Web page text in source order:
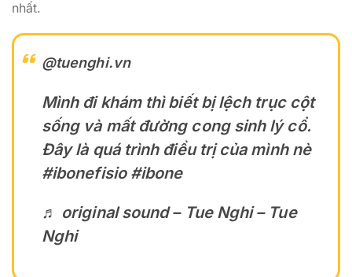
nhất.
@tuenghi.vn
Mình đi khám thì biết bị lệch trục cột
sống và mất đường cong sinh lý cổ.
Đây là quá trình điều trị của mình nè
#ibonefisio #ibone
♬ original sound – Tue Nghi – Tue
Nghi